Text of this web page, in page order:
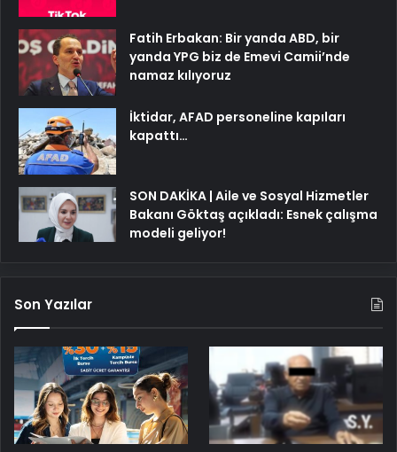
Fatih Erbakan: Bir yanda ABD, bir
yanda YPG biz de Emevi Camii’nde
namaz kılıyoruz
İktidar, AFAD personeline kapıları
kapattı…
SON DAKİKA | Aile ve Sosyal Hizmetler
Bakanı Göktaş açıkladı: Esnek çalışma
modeli geliyor!
Son Yazılar